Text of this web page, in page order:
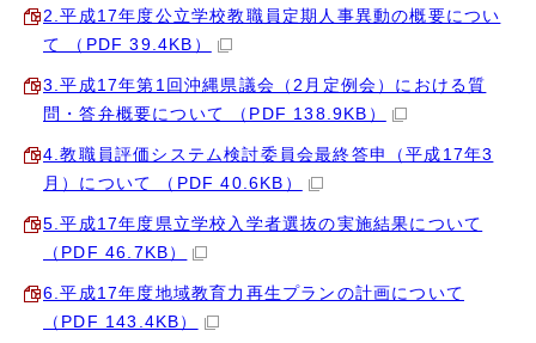
2.平成17年度公立学校教職員定期人事異動の概要につい
て （PDF 39.4KB）
3.平成17年第1回沖縄県議会（2月定例会）における質
問・答弁概要について （PDF 138.9KB）
4.教職員評価システム検討委員会最終答申（平成17年3
月）について （PDF 40.6KB）
5.平成17年度県立学校入学者選抜の実施結果について
（PDF 46.7KB）
6.平成17年度地域教育力再生プランの計画について
（PDF 143.4KB）